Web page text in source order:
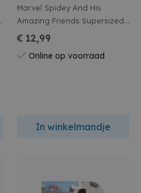
Marvel Spidey And His
Amazing Friends Supersized
Actiefiguur Ghost-spider
€ 12,99
Online op voorraad
In winkelmandje